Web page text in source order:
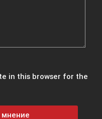
in this browser for the